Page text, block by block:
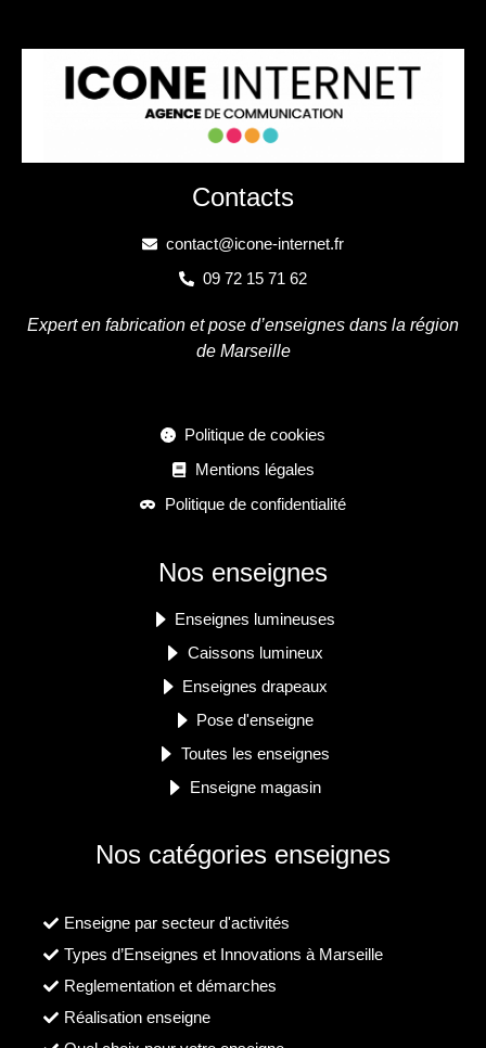
Contacts
contact@icone-internet.fr
09 72 15 71 62
Expert en fabrication et pose d’enseignes dans la région
de Marseille
Politique de cookies
Mentions légales
Politique de confidentialité
Nos enseignes
Enseignes lumineuses
Caissons lumineux
Enseignes drapeaux
Pose d'enseigne
Toutes les enseignes
Enseigne magasin
Nos catégories enseignes
Enseigne par secteur d'activités
Types d’Enseignes et Innovations à Marseille
Reglementation et démarches
Réalisation enseigne